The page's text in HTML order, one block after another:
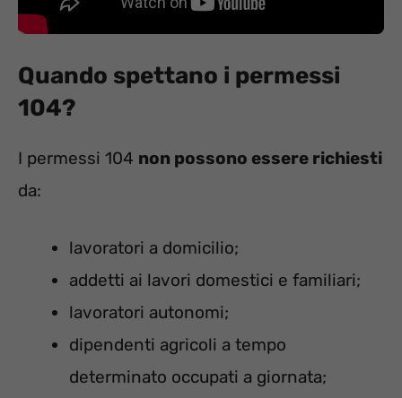
Quando spettano i permessi
104?
I permessi 104 non possono essere richiesti
da:
lavoratori a domicilio;
addetti ai lavori domestici e familiari;
lavoratori autonomi;
dipendenti agricoli a tempo
determinato occupati a giornata;